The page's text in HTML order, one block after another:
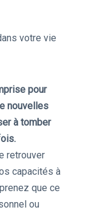
votre vie
pour
nouvelles
à tomber
retrouver
capacités à
que ce
ou